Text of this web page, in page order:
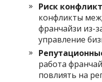
Риск
конфликты
франчайзи из-
управление
работа
повлиять на